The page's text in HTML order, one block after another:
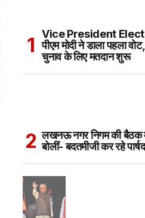
Vice President
पीएम मोदी ने डाला पहला
चुनाव के लिए मतदान शुरू
लखनऊ नगर निगम की बैठक
बोलीं- बदतमीजी कर रहे